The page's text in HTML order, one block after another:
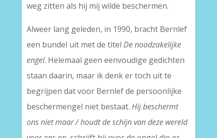
weg zitten als hij mij wilde beschermen.
Alweer lang geleden, in 1990, bracht Bernlef
een bundel uit met de titel De noodzakelijke
engel. Helemaal geen eenvoudige gedichten
staan daarin, maar ik denk er toch uit te
begrijpen dat voor Bernlef de persoonlijke
beschermengel niet bestaat. Hij beschermt
ons niet maar / houdt de schijn van deze wereld